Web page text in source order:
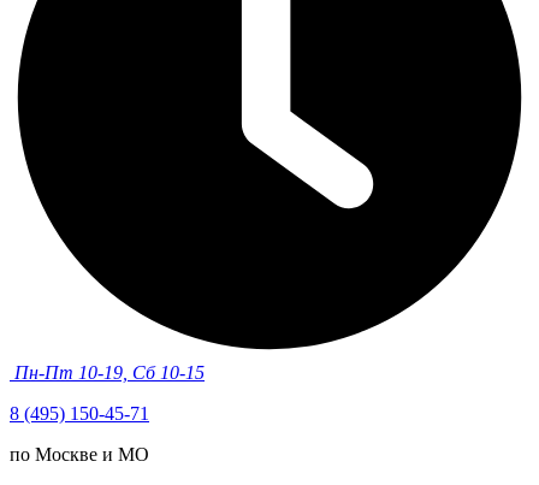
Пн-Пт 10-19, Сб 10-15
8 (495) 150-45-71
по Москве и МО